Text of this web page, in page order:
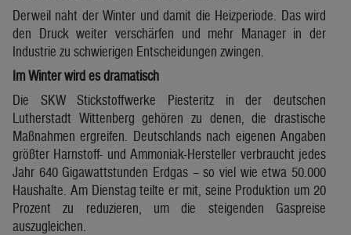
Derweil naht der Winter und damit die Heizperiode. Das wird
den Druck weiter verschärfen und mehr Manager in der
Industrie zu schwierigen Entscheidungen zwingen.
Im Winter wird es dramatisch
Die SKW Stickstoffwerke Piesteritz in der deutschen
Lutherstadt Wittenberg gehören zu denen, die drastische
Maßnahmen ergreifen. Deutschlands nach eigenen Angaben
größter Harnstoff- und Ammoniak-Hersteller verbraucht jedes
Jahr 640 Gigawattstunden Erdgas – so viel wie etwa 50.000
Haushalte. Am Dienstag teilte er mit, seine Produktion um 20
Prozent zu reduzieren, um die steigenden Gaspreise
auszugleichen.